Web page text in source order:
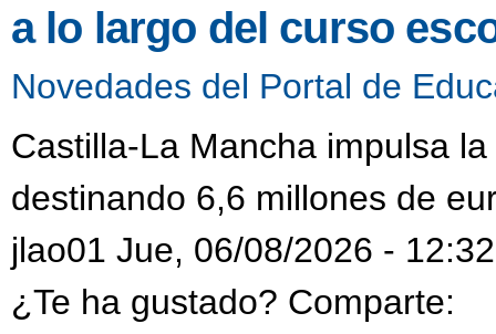
a lo largo del curso
Novedades del Portal de
Castilla-La Mancha impulsa
destinando 6,6 millones de
jlao01 Jue, 06/08/2026 - 12:32
¿Te ha gustado? Comparte: